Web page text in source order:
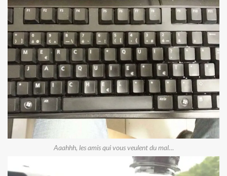
Aaahhh, les amis qui vous veulent du mal…